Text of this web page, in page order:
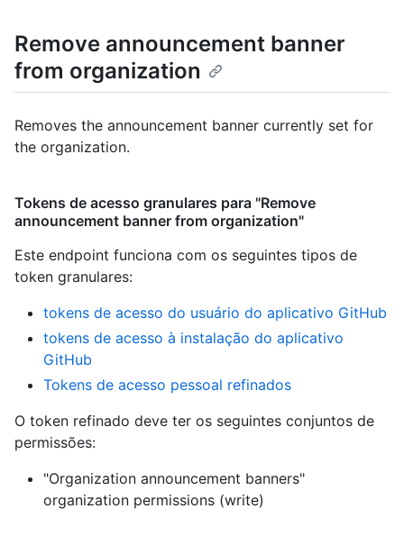
Remove announcement banner
from organization
Removes the announcement banner currently set for
the organization.
Tokens de acesso granulares para "Remove
announcement banner from organization"
Este endpoint funciona com os seguintes tipos de
token granulares:
tokens de acesso do usuário do aplicativo GitHub
tokens de acesso à instalação do aplicativo
GitHub
Tokens de acesso pessoal refinados
O token refinado deve ter os seguintes conjuntos de
permissões:
"Organization announcement banners"
organization permissions (write)